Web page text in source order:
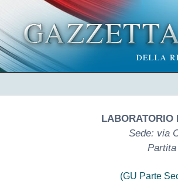
LABORATORIO
Sede: via
Partita
(GU Parte